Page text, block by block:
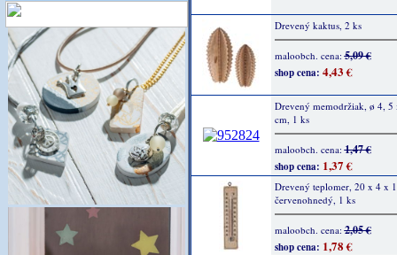
Drevený kaktus, 2 ks
maloobch. cena:5,09 €
shop cena: 4,43 €
Drevený memodržiak, ø 4, 5
cm, 1 ks
maloobch. cena:1,47 €
shop cena: 1,37 €
Drevený teplomer, 20 x 4 x
červenohnedý, 1 ks
maloobch. cena:2,05 €
shop cena: 1,78 €